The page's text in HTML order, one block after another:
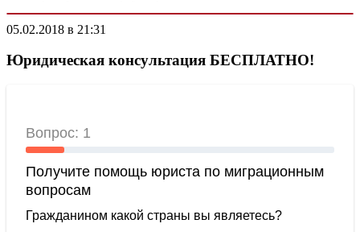
05.02.2018 в 21:31
Юридическая консультация БЕСПЛАТНО!